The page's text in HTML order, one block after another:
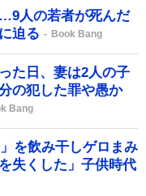
人の若者が死んだ
迫る
Book Bang
た日、妻は2人の子
の犯した罪や愚か
Bang
を飲み干しゲロまみ
失くした」子供時代